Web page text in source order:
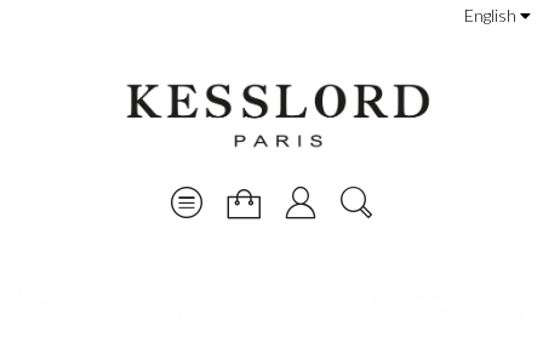
English